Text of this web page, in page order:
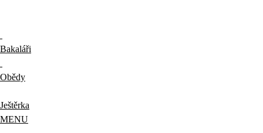
Bakaláři
Obědy
Ještěrka
MENU